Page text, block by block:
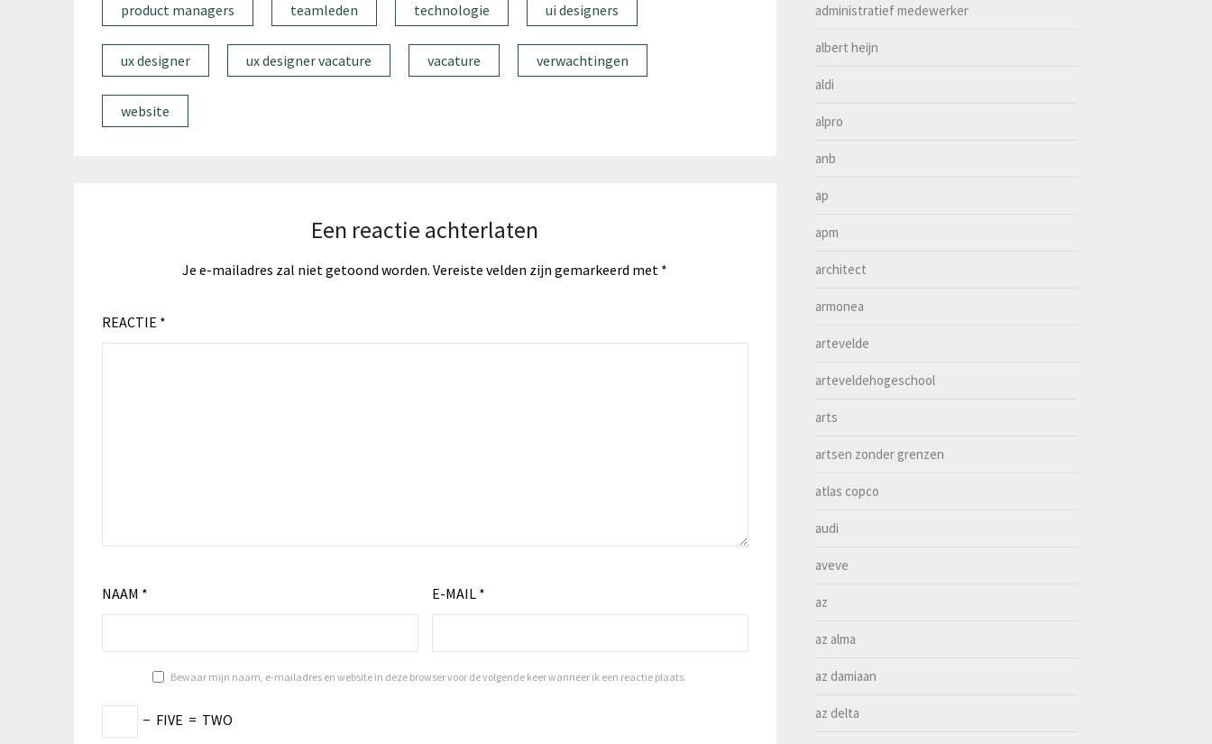
product managers teamleden technologie ui designers
ux designer ux designer vacature vacature verwachtingen
website
Een reactie achterlaten
Je e-mailadres zal niet getoond worden. Vereiste velden zijn gemarkeerd met *
REACTIE *
NAAM * E-MAIL *
Bewaar mijn naam, e-mailadres en website in deze browser voor de volgende keer wanneer ik een reactie plaats.
− FIVE = TWO
administratief medewerker
albert heijn
aldi
alpro
anb
ap
apm
architect
armonea
artevelde
arteveldehogeschool
arts
artsen zonder grenzen
atlas copco
audi
aveve
az
az alma
az damiaan
az delta